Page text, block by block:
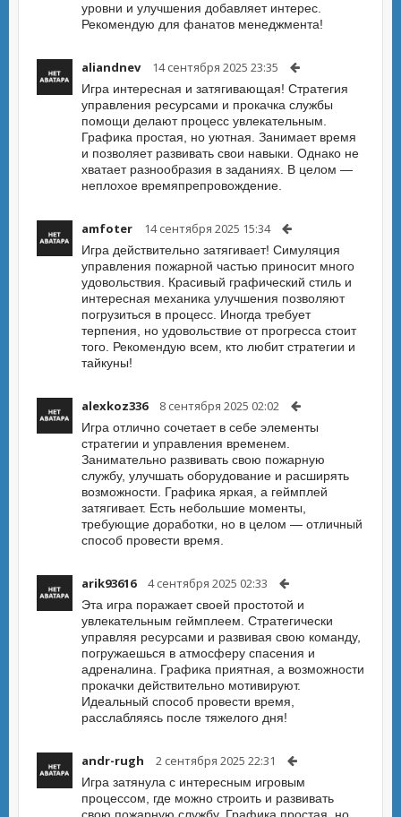
уровни и улучшения добавляет интерес.
Рекомендую для фанатов менеджмента!
aliandnev 14 сентября 2025 23:35
Игра интересная и затягивающая! Стратегия
управления ресурсами и прокачка службы
помощи делают процесс увлекательным.
Графика простая, но уютная. Занимает время
и позволяет развивать свои навыки. Однако не
хватает разнообразия в заданиях. В целом —
неплохое времяпрепровождение.
amfoter 14 сентября 2025 15:34
Игра действительно затягивает! Симуляция
управления пожарной частью приносит много
удовольствия. Красивый графический стиль и
интересная механика улучшения позволяют
погрузиться в процесс. Иногда требует
терпения, но удовольствие от прогресса стоит
того. Рекомендую всем, кто любит стратегии и
тайкуны!
alexkoz336 8 сентября 2025 02:02
Игра отлично сочетает в себе элементы
стратегии и управления временем.
Занимательно развивать свою пожарную
службу, улучшать оборудование и расширять
возможности. Графика яркая, а геймплей
затягивает. Есть небольшие моменты,
требующие доработки, но в целом — отличный
способ провести время.
arik93616 4 сентября 2025 02:33
Эта игра поражает своей простотой и
увлекательным геймплеем. Стратегически
управляя ресурсами и развивая свою команду,
погружаешься в атмосферу спасения и
адреналина. Графика приятная, а возможности
прокачки действительно мотивируют.
Идеальный способ провести время,
расслабляясь после тяжелого дня!
andr-rugh 2 сентября 2025 22:31
Игра затянула с интересным игровым
процессом, где можно строить и развивать